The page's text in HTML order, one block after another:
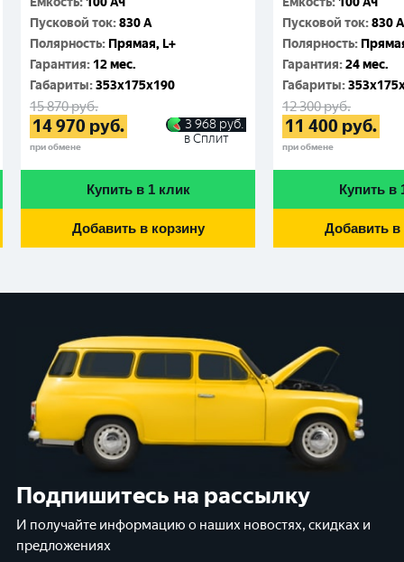
Пусковой ток:830 A
Полярность: Прямая, L+
Гарантия: 12 мес.
Габариты:353x175x190
15 870руб.
14 970 руб.
при обмене
3 968 руб.
в Сплит
Купить в 1 клик
Добавить в корзину
Пусковой ток:830 A
Полярность:
Гарантия:24 мес.
Габариты:
12 300руб.
11 400 руб.
при обмене
Купить в
Добавить в
Подпишитесь на рассылку
И получайте информацию о наших новостях, скидках и
предложениях